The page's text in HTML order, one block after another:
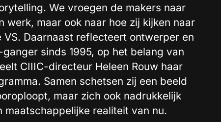
We vroegen de makers naar
werk, maar ook naar hoe zij kijken naar
Daarnaast reflecteert ontwerper en
sinds 1995, op het belang van
CIIIC-directeur Heleen Rouw haar
Samen schetsen zij een beeld
maar zich ook nadrukkelijk
realiteit van nu.